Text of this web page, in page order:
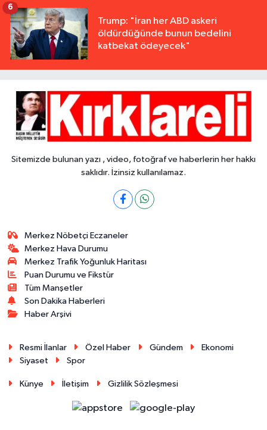
Trump: "İran her ABD askeri
öldürdüğünde bunun bedelini
katbekat ödeyecek"
6
Sitemizde bulunan yazı , video, fotoğraf ve haberlerin her hakkı
saklıdır. İzinsiz kullanılamaz.
Merkez Nöbetçi Eczaneler
Merkez Hava Durumu
Merkez Trafik Yoğunluk Haritası
Puan Durumu ve Fikstür
Tüm Manşetler
Son Dakika Haberleri
Haber Arşivi
Resmi İlanlar Özel Haber Gündem
Ekonomi
Siyaset
Spor
Künye İletişim Gizlilik Sözleşmesi